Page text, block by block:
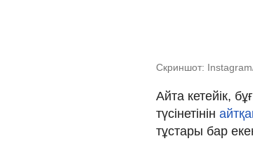
Скриншот:
Айта кетейік,
түсінетінін
тұстары бар